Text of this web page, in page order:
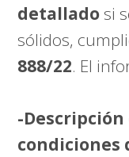
detallado si
sólidos,
888/22. El
-
condiciones